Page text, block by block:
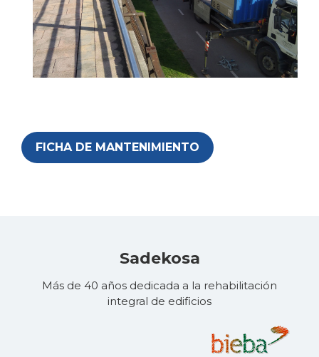
FICHA DE MANTENIMIENTO
Sadekosa
Más de 40 años dedicada a la rehabilitación
integral de edificios